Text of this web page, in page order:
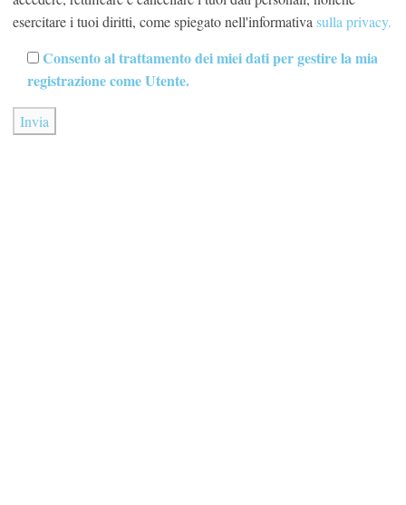
esercitare i tuoi diritti, come spiegato nell'informativa sulla privacy.
Consento al trattamento dei miei dati per gestire la mia
registrazione come Utente.